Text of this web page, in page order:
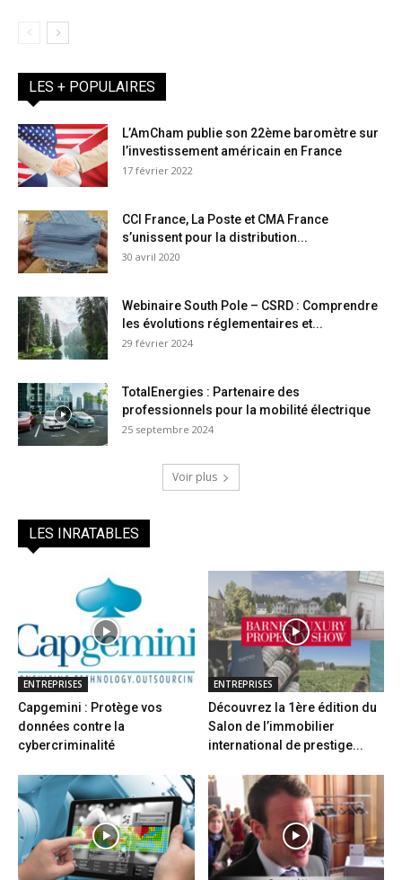
LES + POPULAIRES
L’AmCham publie son 22ème baromètre sur
l’investissement américain en France
17 février 2022
CCI France, La Poste et CMA France
s’unissent pour la distribution...
30 avril 2020
Webinaire South Pole – CSRD : Comprendre
les évolutions réglementaires et...
29 février 2024
TotalEnergies : Partenaire des
professionnels pour la mobilité électrique
25 septembre 2024
Voir plus
LES INRATABLES
ENTREPRISES
Capgemini : Protège vos
données contre la
cybercriminalité
ENTREPRISES
Découvrez la 1ère édition du
Salon de l’immobilier
international de prestige...